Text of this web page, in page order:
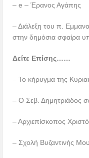
– e – Έρανος Αγάπης
– Διάλεξη του π.
στην δημόσια σφαίρα
Δείτε Επίσης……
– Το κήρυγμα της
– Ο Σεβ. Δημητριάδος
– Αρχιεπίσκοπος
– Σχολή Βυζαντινής